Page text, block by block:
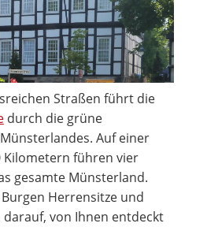
Straßen führt die
durch die grüne
Auf einer
Kilometern führen vier
gesamte Münsterland.
Herrensitze und
von Ihnen entdeckt